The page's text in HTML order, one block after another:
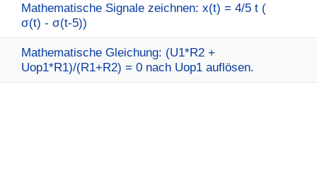
Mathematische Signale zeichnen: x(t) = 4/5 t (
σ(t) - σ(t-5))
Mathematische Gleichung: (U1*R2 +
Uop1*R1)/(R1+R2) = 0 nach Uop1 auflösen.